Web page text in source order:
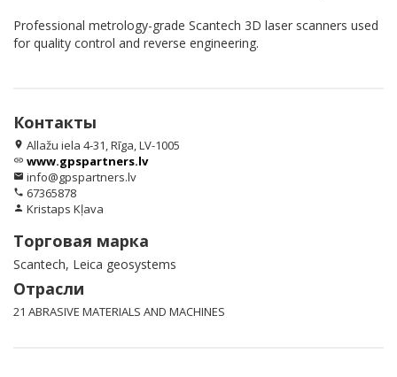
Professional metrology-grade Scantech 3D laser scanners used
for quality control and reverse engineering.
Контакты
location_on Allažu iela 4-31, Rīga, LV-1005
link www.gpspartners.lv
email info@gpspartners.lv
phone 67365878
person Kristaps Kļava
Торговая марка
Scantech, Leica geosystems
Отрасли
21 ABRASIVE MATERIALS AND MACHINES